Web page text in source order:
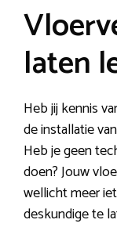
laten
Heb jij kennis
de installatie
Heb je geen
doen? Jouw
wellicht meer
deskundige te